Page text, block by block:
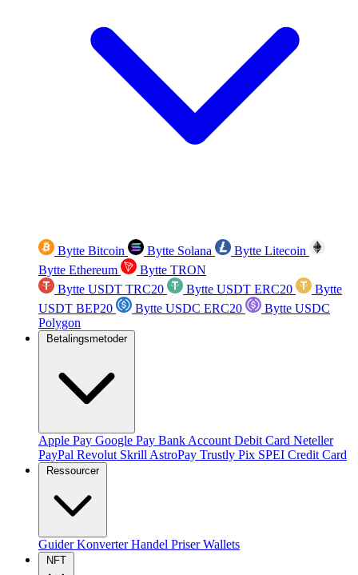
Bytte Bitcoin Bytte Solana
Bytte Litecoin
Bytte Ethereum
Bytte TRON
Bytte USDT TRC20
Bytte USDT ERC20
Bytte
USDT BEP20
Bytte USDC ERC20
Bytte USDC
Polygon
Betalingsmetoder
Apple Pay Google Pay Bank Account Debit Card Neteller
PayPal Revolut Skrill AstroPay Trustly Pix SPEI Credit Card
Ressourcer
GuiderKonverterHandel PriserWallets
NFT